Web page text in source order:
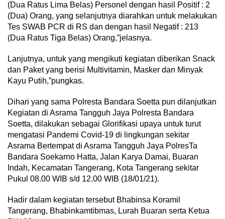
(Dua Ratus Lima Belas) Personel dengan hasil Positif : 2
(Dua) Orang, yang selanjutnya diarahkan untuk melakukan
Tes SWAB PCR di RS dan dengan hasil Negatif : 213
(Dua Ratus Tiga Belas) Orang,”jelasnya.
Lanjutnya, untuk yang mengikuti kegiatan diberikan Snack
dan Paket yang berisi Multivitamin, Masker dan Minyak
Kayu Putih,”pungkas.
Dihari yang sama Polresta Bandara Soetta pun dilanjutkan
Kegiatan di Asrama Tangguh Jaya Polresta Bandara
Soetta, dilakukan sebagai Glorifikasi upaya untuk turut
mengatasi Pandemi Covid-19 di lingkungan sekitar
Asrama Bertempat di Asrama Tangguh Jaya PolresTa
Bandara Soekarno Hatta, Jalan Karya Damai, Buaran
Indah, Kecamatan Tangerang, Kota Tangerang sekitar
Pukul 08.00 WIB s/d 12.00 WIB (18/01/21).
Hadir dalam kegiatan tersebut Bhabinsa Koramil
Tangerang, Bhabinkamtibmas, Lurah Buaran serta Ketua